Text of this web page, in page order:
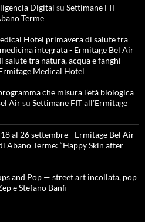
Digital su Settimane FIT
Terme
Hotel primavera di salute tra
integrata - Ermitage Bel Air
salute tra natura, acqua e fanghi
Medical Hotel
che misura l’età biologica
Airsu Settimane FIT all’Ermitage
al 26 settembre - Ermitage Bel Air
Abano Terme: “Happy Skin after
and Pop — street art incollata, pop
e Stefano Banfi